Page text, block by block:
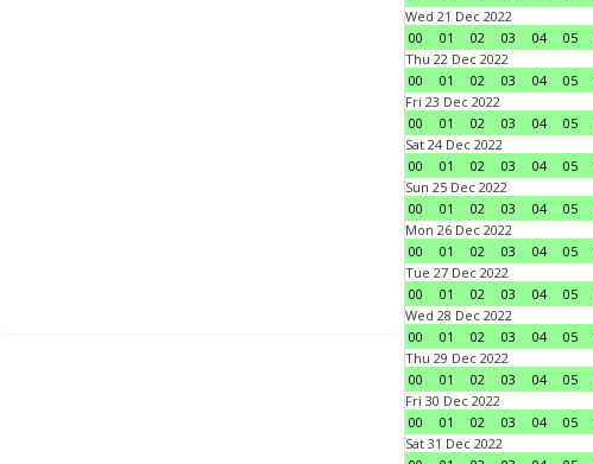
Wed 21 Dec 2022
00
01 02 03 04 05
Thu 22 Dec 2022
00
01 02 03 04 05
Fri 23 Dec 2022
00
01 02 03 04 05
Sat 24 Dec 2022
00
01 02 03 04 05
Sun 25 Dec 2022
00
01 02 03 04 05
Mon 26 Dec 2022
00
01 02 03 04 05
Tue 27 Dec 2022
00
01 02 03 04 05
Wed 28 Dec 2022
00
01 02 03 04 05
Thu 29 Dec 2022
00
01 02 03 04 05
Fri 30 Dec 2022
00
01 02 03 04 05
Sat 31 Dec 2022